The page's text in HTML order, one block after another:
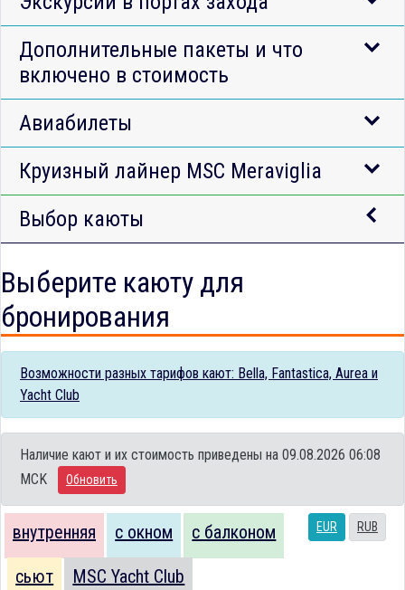
Дополнительные пакеты и что
включено в стоимость
Авиабилеты
Круизный лайнер MSC Meraviglia
Выбор каюты
Выберите каюту для
бронирования
Возможности разных тарифов кают: Bella, Fantastica, Aurea и
Yacht Club
Наличие кают и их стоимость приведены на 09.08.2026 06:08
MCK
Обновить
EUR RUB
внутренняя с окном с балконом
сьют MSC Yacht Club